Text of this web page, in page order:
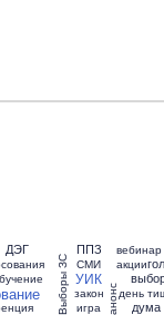
Выборы ЗС
ДЭГ ППЗ
СМИ
УИК
акции
анонс
вебинар
день
дума
закон
игра